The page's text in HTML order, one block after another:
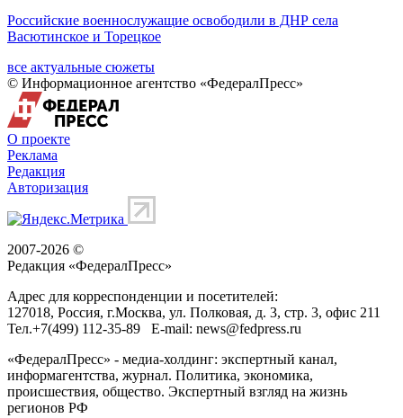
Российские военнослужащие освободили в ДНР села
Васютинское и Торецкое
все актуальные сюжеты
© Информационное агентство «ФедералПресс»
О проекте
Реклама
Редакция
Авторизация
2007-2026 ©
Редакция «ФедералПресс»
Адрес для корреспонденции и посетителей:
127018, Россия, г.Москва, ул. Полковая, д. 3, стр. 3, офис 211
Тел.+7(499) 112-35-89 E-mail: news@fedpress.ru
«ФедералПресс» - медиа-холдинг: экспертный канал,
информагентства, журнал. Политика, экономика,
происшествия, общество. Экспертный взгляд на жизнь
регионов РФ